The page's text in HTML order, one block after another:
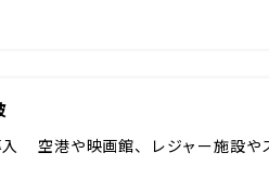
空港や映画館、レジャー施設や